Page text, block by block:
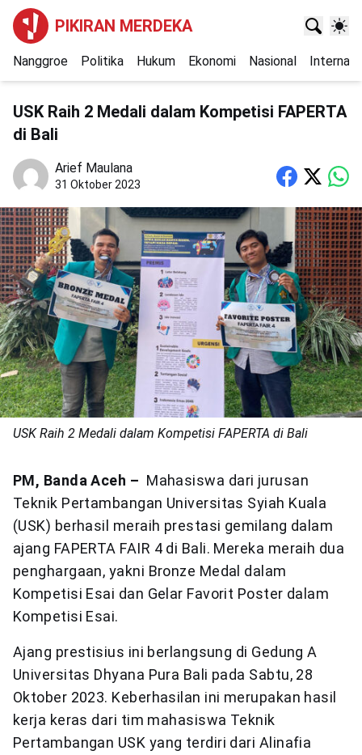
PIKIRAN MERDEKA
Nanggroe Politika Hukum Ekonomi Nasional
USK Raih 2 Medali dalam Kompetisi FAPERTA
di Bali
Arief Maulana
31 Oktober 2023
USK Raih 2 Medali dalam Kompetisi FAPERTA di Bali
PM, Banda Aceh – Mahasiswa dari jurusan
Teknik Pertambangan Universitas Syiah Kuala
(USK) berhasil meraih prestasi gemilang dalam
ajang FAPERTA FAIR 4 di Bali. Mereka meraih dua
penghargaan, yakni Bronze Medal dalam
Kompetisi Esai dan Gelar Favorit Poster dalam
Kompetisi Esai.
Ajang prestisius ini berlangsung di Gedung A
Universitas Dhyana Pura Bali pada Sabtu, 28
Oktober 2023. Keberhasilan ini merupakan hasil
kerja keras dari tim mahasiswa Teknik
Pertambangan USK yang terdiri dari Alinafia